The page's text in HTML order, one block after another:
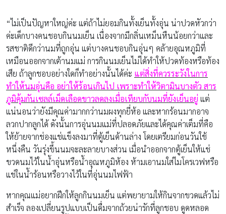
“ไม่เป็นปัญหาใหญ่ค่ะ แต่ถ้าไม่ยอมกินทั้งเย็นทั้งอุ่น น่าปวดหัวกว่า
ค่ะเด็กบางคนชอบกินนมเย็น เนื่องจากมีกลิ่นเหม็นหืนน้อยกว่าและ
รสชาติดีกว่านมที่ถูกอุ่น แต่บางคนชอบกินอุ่นๆ คล้ายอุณหภูมิที่
เหมือนออกจากเต้านมแม่ การกินนมเย็นไม่ได้ทำให้ปวดท้องหรือท้อง
เสีย ถ้าลูกชอบอย่างใดก็ทำอย่างนั้นได้ค่ะ แต่สิ่งที่ควรระวังในการ
ทำให้นมอุ่นคือ อย่าให้ร้อนเกินไป เพราะทำให้วิตามินบางตัว สาร
ภูมิคุ้มกันเซลล์เม็ดเลือดขาวลดลงเมื่อเทียบกับนมที่ยังเย็นอยู่ แต่
แน่นอนว่ายังมีคุณค่ามากกว่านมผงทุกยี่ห้อ และหากร้อนมากอาจ
ลวกปากลูกได้ ดังนั้นการอุ่นนมแม่ที่ปลอดภัยและได้คุณค่าเต็มที่คือ
ให้ย้ายจากช่องแช่แข็งลงมาที่ตู้เย็นด้านล่าง โดยเตรียมก่อนวันใช้
หนึ่งคืน วันรุ่งขึ้นนมจะละลายบางส่วน เมื่อนำออกจากตู้เย็นให้แช่
ขวดนมไว้ในน้ำอุ่นหรือน้ำอุณหภูมิห้อง ห้ามเอานมใส่ไมโครเวฟหรือ
แช่ในน้ำร้อนหรือวางไว้ในที่อุ่นนมไฟฟ้า
หากคุณแม่อยากฝึกให้ลูกกินนมเย็น แต่พยายามให้กินจากขวดแล้วไม่
สำเร็จ ลองเปลี่ยนรูปแบบเป็นดื่มจากถ้วยน่ารักที่ลูกชอบ ดูดหลอด